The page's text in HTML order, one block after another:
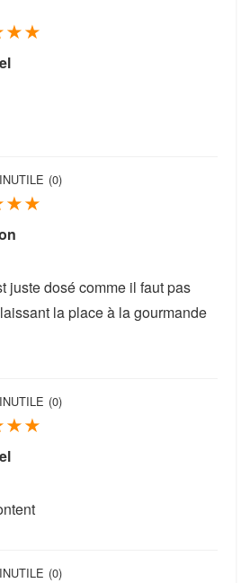
★★
INUTILE (0)
★★
juste dosé comme il faut pas
la place à la gourmande
INUTILE (0)
★★
INUTILE (0)